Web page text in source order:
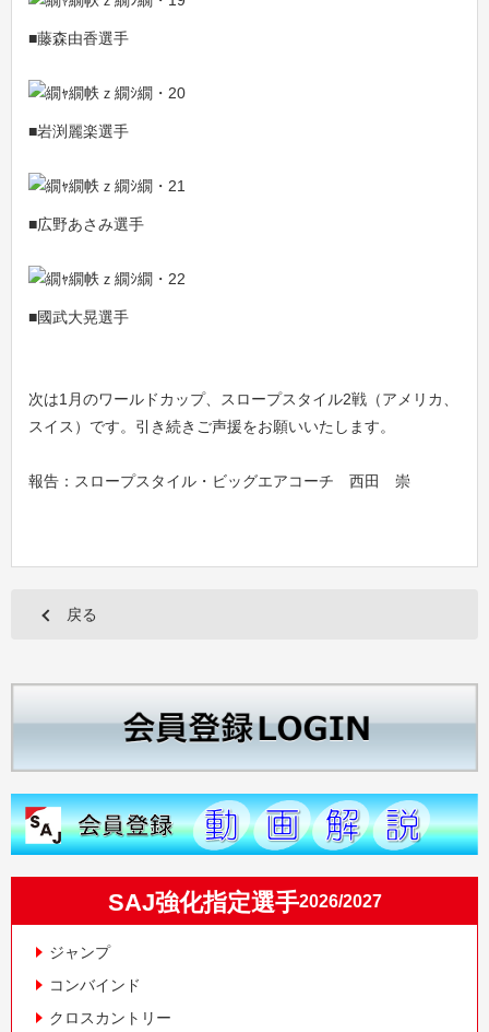
■藤森由香選手
■岩渕麗楽選手
■広野あさみ選手
■國武大晃選手
次は1月のワールドカップ、スロープスタイル2戦（アメリカ、
スイス）です。引き続きご声援をお願いいたします。
報告：スロープスタイル・ビッグエアコーチ 西田 崇
戻る
SAJ強化指定選手2026/2027
ジャンプ
コンバインド
クロスカントリー